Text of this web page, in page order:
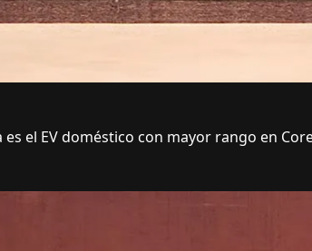
el EV doméstico con mayor rango en